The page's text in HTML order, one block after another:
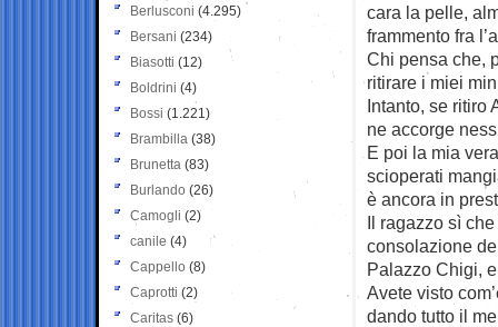
cara la pelle,
frammento fra
Chi pensa che,
ritirare i miei
Intanto, se ritiro
ne accorge
E poi la mia
scioperati
è ancora in
Il ragazzo sì
consolazione
Palazzo Chigi,
Avete visto
dando tutto il
Berlusconi (4.295)
Bersani (234)
Biasotti (12)
Boldrini (4)
Bossi (1.221)
Brambilla (38)
Brunetta (83)
Burlando (26)
Camogli (2)
canile (4)
Cappello (8)
Caprotti (2)
Caritas (6)